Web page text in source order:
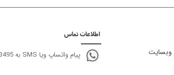
وبسایت
اطلاعات تماس
پیام واتساپ ویا SMS به 09308393495